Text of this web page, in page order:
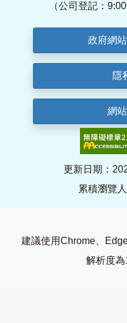
（公司登記：
政府網
隱
網
更新日期：
累積瀏覽
建議使用Chrome、
解析度